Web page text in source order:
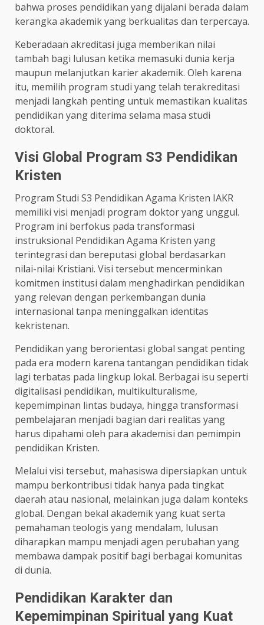
bahwa proses pendidikan yang dijalani berada dalam
kerangka akademik yang berkualitas dan terpercaya.
Keberadaan akreditasi juga memberikan nilai
tambah bagi lulusan ketika memasuki dunia kerja
maupun melanjutkan karier akademik. Oleh karena
itu, memilih program studi yang telah terakreditasi
menjadi langkah penting untuk memastikan kualitas
pendidikan yang diterima selama masa studi
doktoral.
Visi Global Program S3 Pendidikan
Kristen
Program Studi S3 Pendidikan Agama Kristen IAKR
memiliki visi menjadi program doktor yang unggul.
Program ini berfokus pada transformasi
instruksional Pendidikan Agama Kristen yang
terintegrasi dan bereputasi global berdasarkan
nilai-nilai Kristiani. Visi tersebut mencerminkan
komitmen institusi dalam menghadirkan pendidikan
yang relevan dengan perkembangan dunia
internasional tanpa meninggalkan identitas
kekristenan.
Pendidikan yang berorientasi global sangat penting
pada era modern karena tantangan pendidikan tidak
lagi terbatas pada lingkup lokal. Berbagai isu seperti
digitalisasi pendidikan, multikulturalisme,
kepemimpinan lintas budaya, hingga transformasi
pembelajaran menjadi bagian dari realitas yang
harus dipahami oleh para akademisi dan pemimpin
pendidikan Kristen.
Melalui visi tersebut, mahasiswa dipersiapkan untuk
mampu berkontribusi tidak hanya pada tingkat
daerah atau nasional, melainkan juga dalam konteks
global. Dengan bekal akademik yang kuat serta
pemahaman teologis yang mendalam, lulusan
diharapkan mampu menjadi agen perubahan yang
membawa dampak positif bagi berbagai komunitas
di dunia.
Pendidikan Karakter dan
Kepemimpinan Spiritual yang Kuat